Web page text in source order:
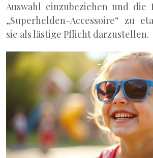
Auswahl einzubeziehen und die
„Superhelden-Accessoire“ zu
sie als lästige Pflicht darzustellen.